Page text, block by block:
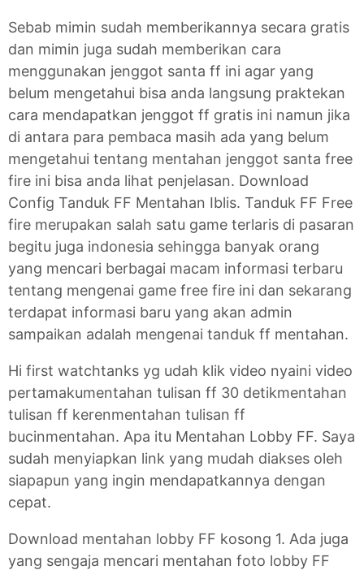
Sebab mimin sudah memberikannya secara gratis
dan mimin juga sudah memberikan cara
menggunakan jenggot santa ff ini agar yang
belum mengetahui bisa anda langsung praktekan
cara mendapatkan jenggot ff gratis ini namun jika
di antara para pembaca masih ada yang belum
mengetahui tentang mentahan jenggot santa free
fire ini bisa anda lihat penjelasan. Download
Config Tanduk FF Mentahan Iblis. Tanduk FF Free
fire merupakan salah satu game terlaris di pasaran
begitu juga indonesia sehingga banyak orang
yang mencari berbagai macam informasi terbaru
tentang mengenai game free fire ini dan sekarang
terdapat informasi baru yang akan admin
sampaikan adalah mengenai tanduk ff mentahan.
Hi first watchtanks yg udah klik video nyaini video
pertamakumentahan tulisan ff 30 detikmentahan
tulisan ff kerenmentahan tulisan ff
bucinmentahan. Apa itu Mentahan Lobby FF. Saya
sudah menyiapkan link yang mudah diakses oleh
siapapun yang ingin mendapatkannya dengan
cepat.
Download mentahan lobby FF kosong 1. Ada juga
yang sengaja mencari mentahan foto lobby FF